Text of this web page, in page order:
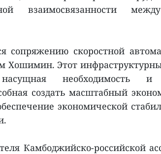
взаимосвязанности
сопряжению скоростной
Хошимин. Этот
необходимость
создать масштабный
экономической
Камбоджийско-российской